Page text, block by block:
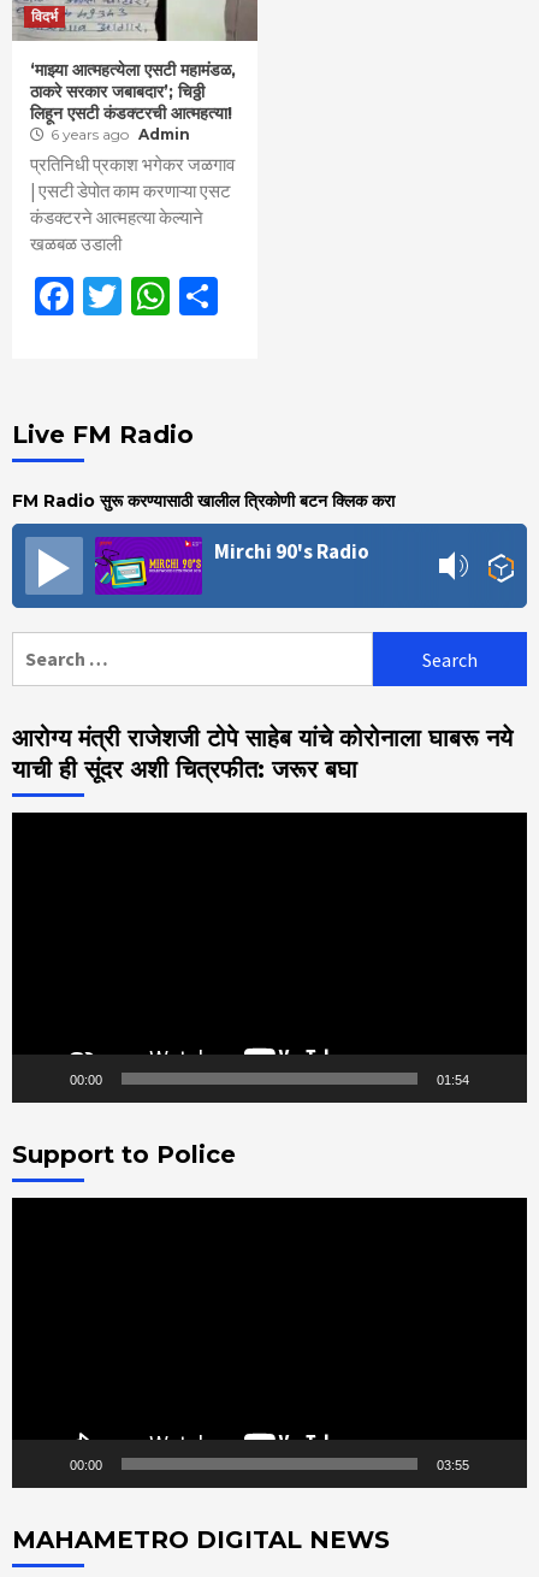
विदर्भ
‘माझ्या आत्महत्येला एसटी महामंडळ,
ठाकरे सरकार जबाबदार’; चिठ्ठी
लिहून एसटी कंडक्टरची आत्महत्या!
6 years ago Admin
प्रतिनिधी प्रकाश भगेकर जळगाव
| एसटी डेपोत काम करणाऱ्या एसट
कंडक्टरने आत्महत्या केल्याने
खळबळ उडाली
Facebook
TwitterWhatsApp
Live FM Radio
FM Radio सुरू करण्यासाठी खालील त्रिकोणी बटन क्लिक करा
Mirchi 90's Radio
आरोग्य मंत्री राजेशजी टोपे साहेब यांचे कोरोनाला घाबरू नये
याची ही सूंदर अशी चित्रफीत: जरूर बघा
00:00 01:54
Support to Police
00:00 03:55
MAHAMETRO DIGITAL NEWS